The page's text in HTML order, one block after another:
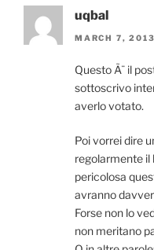
uqbal
MARCH 7,
Questo Ã¨ il
sottoscrivo
averlo votato.
Poi vorrei dire
regolarmente il
pericolosa
avranno
Forse non lo
non meritano